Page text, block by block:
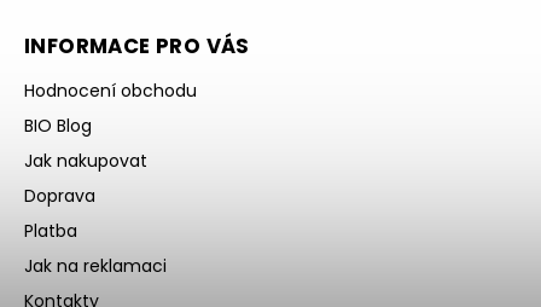
INFORMACE PRO VÁS
Hodnocení obchodu
BIO Blog
Jak nakupovat
Doprava
Platba
Jak na reklamaci
Kontakty